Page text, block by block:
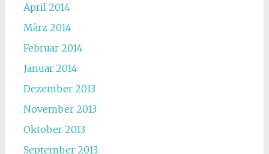
April 2014
März 2014
Februar 2014
Januar 2014
Dezember 2013
November 2013
Oktober 2013
September 2013